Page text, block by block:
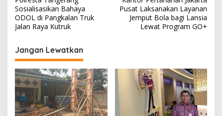
a
v
i
g
a
s
i
p
Sosialisasikan Bahaya
ODOL di Pangkalan Truk
Jalan Raya Kutruk
Pusat Laksanakan Layanan
Jemput Bola bagi Lansia
Lewat Program GO+
Jangan Lewatkan